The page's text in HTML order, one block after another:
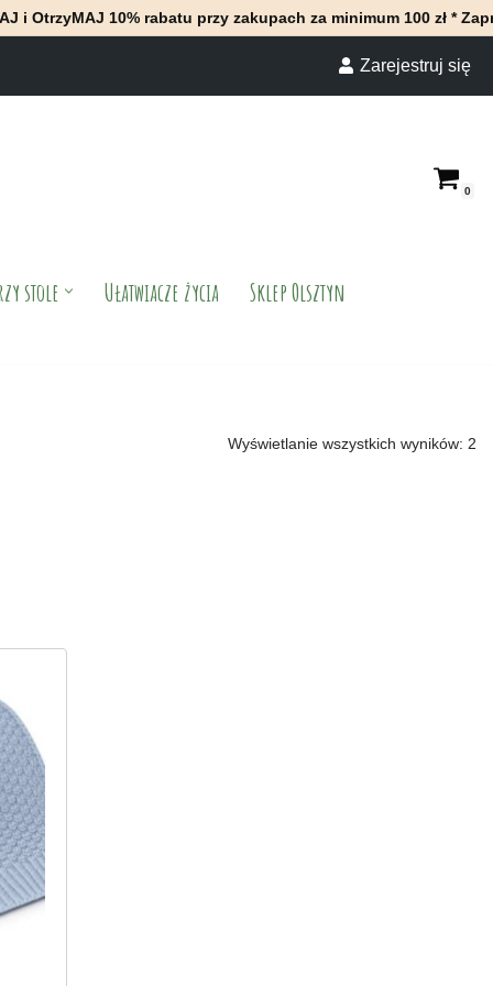
10% rabatu przy zakupach za minimum 100 zł *
Zarejestruj się
0
stole Ułatwiacze życia Sklep Olsztyn
Wyświetlanie wszystkich wyników: 2